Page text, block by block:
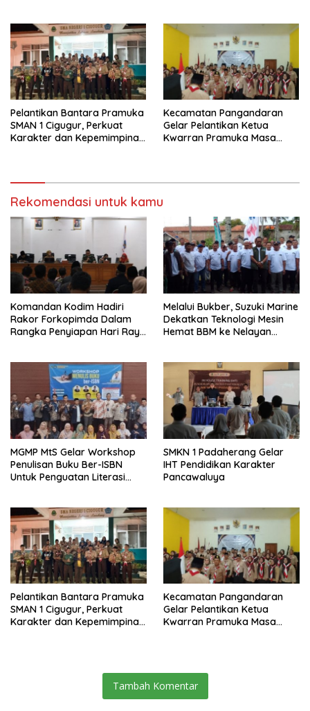
Pelantikan Bantara Pramuka
SMAN 1 Cigugur, Perkuat
Karakter dan Kepemimpinan
Kecamatan Pangandaran
Gelar Pelantikan Ketua
Kwarran Pramuka Masa
Rekomendasi untuk kamu
Komandan Kodim Hadiri
Rakor Forkopimda Dalam
Rangka Penyiapan Hari Raya
Melalui Bukber, Suzuki Marine
Dekatkan Teknologi Mesin
Hemat BBM ke Nelayan
MGMP MtS Gelar Workshop
Penulisan Buku Ber-ISBN
Untuk Penguatan Literasi
SMKN 1 Padaherang Gelar
IHT Pendidikan Karakter
Pancawaluya
Pelantikan Bantara Pramuka
SMAN 1 Cigugur, Perkuat
Karakter dan Kepemimpinan
Kecamatan Pangandaran
Gelar Pelantikan Ketua
Kwarran Pramuka Masa
Tambah Komentar